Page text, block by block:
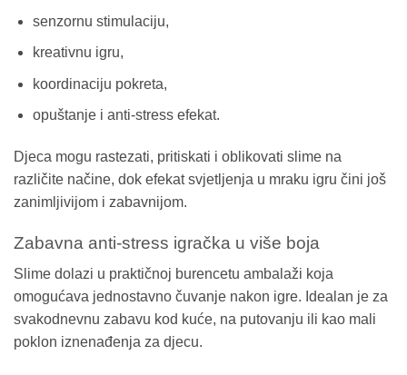
senzornu stimulaciju,
kreativnu igru,
koordinaciju pokreta,
opuštanje i anti-stress efekat.
Djeca mogu rastezati, pritiskati i oblikovati slime na
različite načine, dok efekat svjetljenja u mraku igru čini još
zanimljivijom i zabavnijom.
Zabavna anti-stress igračka u više boja
Slime dolazi u praktičnoj burencetu ambalaži koja
omogućava jednostavno čuvanje nakon igre. Idealan je za
svakodnevnu zabavu kod kuće, na putovanju ili kao mali
poklon iznenađenja za djecu.